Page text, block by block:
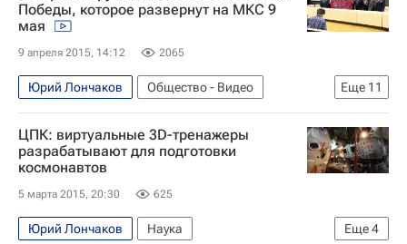
Победы, которое развернут на МКС 9
мая
9 апреля 2015, 14:12 2065
Еще 11
Юрий Лончаков
Общество - Видео
Новости Подмосковья
Видео
Наука
Эфир
Звездный городок
Центральный ФО
Московская область (Подмосковье)
Центр подготовки космонавтов
ЦПК: виртуальные 3D-тренажеры
разрабатывают для подготовки
космонавтов
5 марта 2015, 20:30 625
Еще4
Юрий Лончаков
Наука